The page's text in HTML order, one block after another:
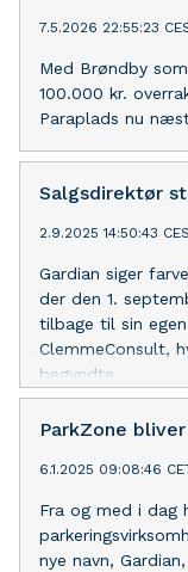
7.5.2026 22:55:23
Med Brøndby
100.000 kr.
Paraplads nu
Salgsdirektør
2.9.2025 14:50:43
Gardian siger
der den 1.
tilbage til sin
ClemmeConsult,
begyndte.
ParkZone
6.1.2025 09:08:46
Fra og med i dag
nye navn,